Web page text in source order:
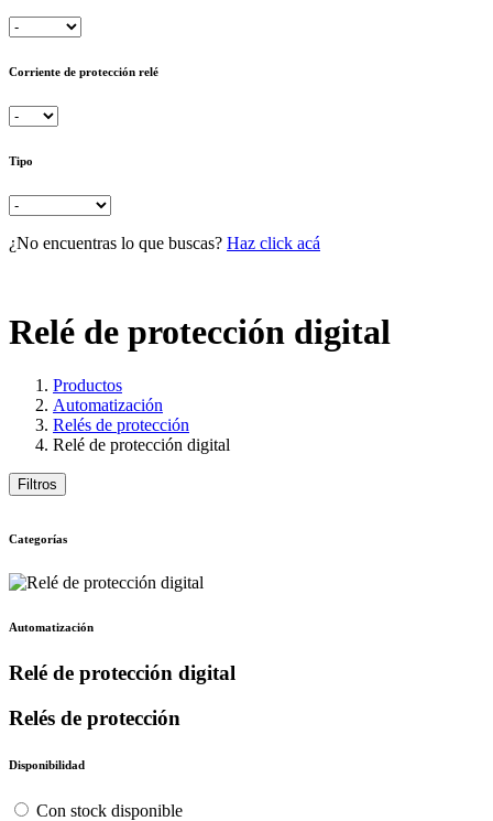
Corriente de protección relé
Tipo
¿No encuentras lo que buscas? Haz click acá
Relé de protección digital
Productos
Automatización
Relés de protección
Relé de protección digital
Filtros
Categorías
Automatización
Relé de protección digital
Relés de protección
Disponibilidad
Con stock disponible